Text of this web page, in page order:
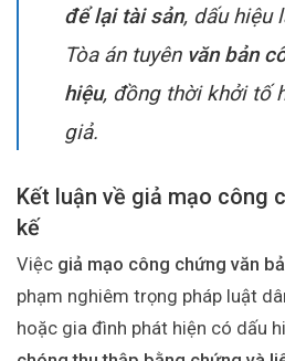
để lại tài sản, dấu hiệu
Tòa án tuyên văn bản
hiệu, đồng thời khởi tố
giả.
Kết luận về giả mạo công
kế
Việc giả mạo công chứng văn
phạm nghiêm trọng pháp luật
hoặc gia đình phát hiện có dấu